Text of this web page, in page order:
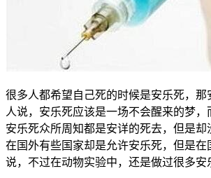
很多人都希望自己死的时候是安乐死，那
人说，安乐死应该是一场不会醒来的梦，
安乐死众所周知都是安详的死去，但是却
在国外有些国家却是允许安乐死，但是在
说，不过在动物实验中，还是做过很多安